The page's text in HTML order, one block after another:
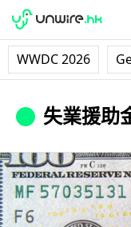
WWDC 2026
失業援助